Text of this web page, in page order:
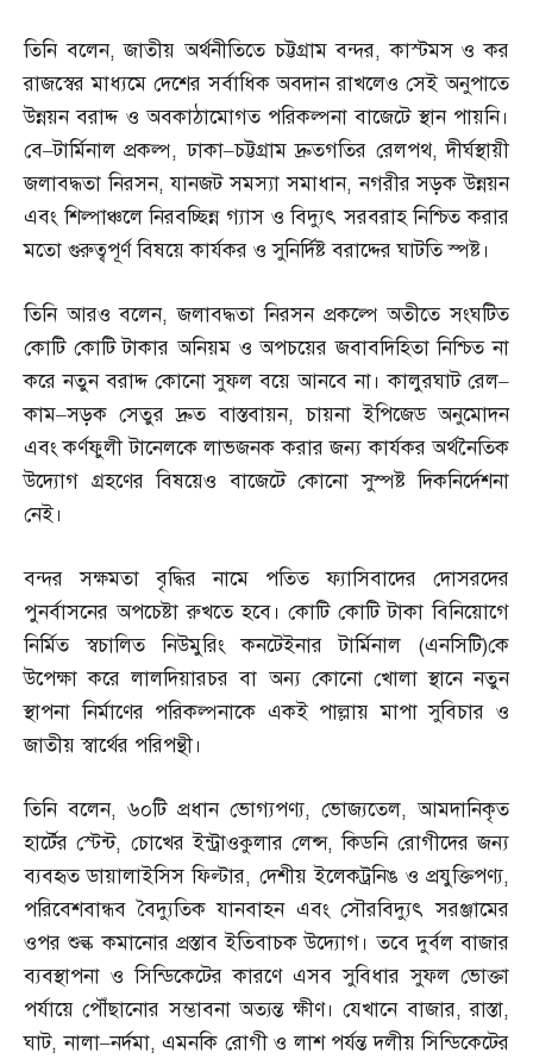
তিনি বলেন,জাতীয় অর্থনীতিতে চট্টগ্রাম বন্দর,কাস্টমস ও কর
রাজস্বের মাধ্যমে দেশের সর্বাধিক অবদান রাখলেও সেই অনুপাতে
উন্নয়ন বরাদ্দ ও অবকাঠামোগত পরিকল্পনা বাজেটে স্থান পায়নি।
বে–টার্মিনাল প্রকল্প,ঢাকা–চট্টগ্রাম দ্রুতগতির রেলপথ,দীর্ঘস্থায়ী
জলাবদ্ধতা নিরসন,যানজট সমস্যা সমাধান,নগরীর সড়ক উন্নয়ন
এবং শিল্পাঞ্চলে নিরবচ্ছিন্ন গ্যাস ও বিদ্যুৎ সরবরাহ নিশ্চিত করার
মতো গুরুত্বপূর্ণ বিষয়ে কার্যকর ও সুনির্দিষ্ট বরাদ্দের ঘাটতি স্পষ্ট।
তিনি আরও বলেন,জলাবদ্ধতা নিরসন প্রকল্পে অতীতে সংঘটিত
কোটি কোটি টাকার অনিয়ম ও অপচয়ের জবাবদিহিতা নিশ্চিত না
করে নতুন বরাদ্দ কোনো সুফল বয়ে আনবে না। কালুরঘাট রেল–
কাম–সড়ক সেতুর দ্রুত বাস্তবায়ন,চায়না ইপিজেড অনুমোদন
এবং কর্ণফুলী টানেলকে লাভজনক করার জন্য কার্যকর অর্থনৈতিক
উদ্যোগ গ্রহণের বিষয়েও বাজেটে কোনো সুস্পষ্ট দিকনির্দেশনা
নেই।
বন্দর সক্ষমতা বৃদ্ধির নামে পতিত ফ্যাসিবাদের দোসরদের
পুনর্বাসনের অপচেষ্টা রুখতে হবে। কোটি কোটি টাকা বিনিয়োগে
নির্মিত স্বচালিত নিউমুরিং কনটেইনার টার্মিনাল (এনসিটি)কে
উপেক্ষা করে লালদিয়ারচর বা অন্য কোনো খোলা স্থানে নতুন
স্থাপনা নির্মাণের পরিকল্পনাকে একই পাল্লায় মাপা সুবিচার ও
জাতীয় স্বার্থের পরিপন্থী।
তিনি বলেন, ৬০টি প্রধান ভোগ্যপণ্য, ভোজ্যতেল,আমদানিকৃত
হার্টের স্টেন্ট, চোখের ইন্ট্রাওকুলার লেন্স,কিডনি রোগীদের জন্য
ব্যবহৃত ডায়ালাইসিস ফিল্টার, দেশীয় ইলেকট্রনিঙ ও প্রযুক্তিপণ্য,
পরিবেশবান্ধব বৈদ্যুতিক যানবাহন এবং সৌরবিদ্যুৎ সরঞ্জামের
ওপর শুল্ক কমানোর প্রস্তাব ইতিবাচক উদ্যোগ। তবে দুর্বল বাজার
ব্যবস্থাপনা ও সিন্ডিকেটের কারণে এসব সুবিধার সুফল ভোক্তা
পর্যায়ে পৌঁছানোর সম্ভাবনা অত্যন্ত ক্ষীণ। যেখানে বাজার,রাস্তা,
ঘাট,নালা–নর্দমা, এমনকি রোগী ও লাশ পর্যন্ত দলীয় সিন্ডিকেটের